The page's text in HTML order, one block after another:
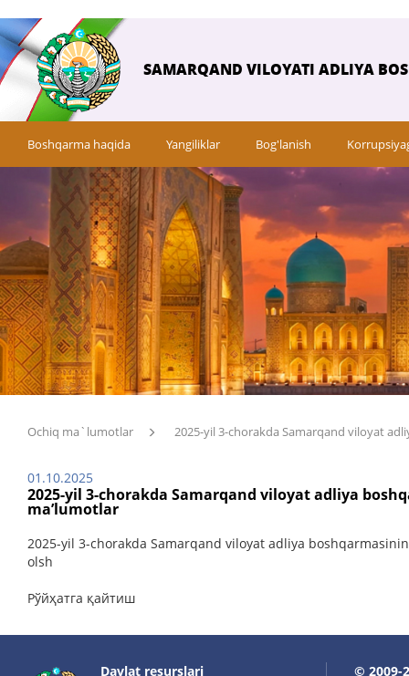
SAMARQAND VILOYATI ADLIYA
Boshqarma haqida Yangiliklar Bog'lanish
Ochiq ma`lumotlar 2025-yil 3-chorakda Samarqand viloyat
01.10.2025
2025-yil 3-chorakda Samarqand viloyat adliya
ma’lumotlar
2025-yil 3-chorakda Samarqand viloyat adliya
olsh
Рўйҳатга қайтиш
Davlat resurslari
© 2009-